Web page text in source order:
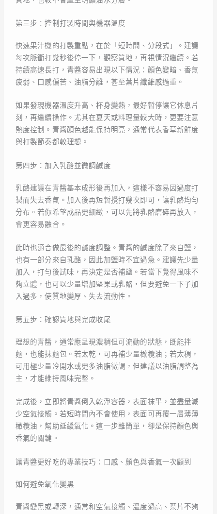
第三步：控制打製時間與機器溫度
快速果汁機的打製重點，在於「短時間、分段式」。建議
每次脈衝打幾秒後停一下，觀察質地，再視情況繼續。若
持續高速長打，青醬容易出現以下情況：顏色變暗、香氣
疲弱、口感偏苦、油脂分離，甚至葉片纖維感過重。
如果發現機器溫度升高、杯身變熱，最好暫停讓它休息片
刻，再繼續操作。尤其在夏天或料理量較大時，更要注意
熱度控制。青醬顏色越能保持明亮，通常代表香草新鮮度
與打製節奏都較理想。
第四步：加入乳酪並微調鹹度
乳酪建議在青醬基本成形後再加入，這樣不容易因過度打
製而失去香氣。加入後再短暫攪打幾次即可，讓乳酪均勻
分布。若你希望成品更細緻，可以先將乳酪磨碎再放入，
會更容易融合。
此時也適合做最後的鹹度調整。青醬的鹹度除了來自鹽，
也有一部分來自乳酪，因此加鹽時不宜過急。建議先少量
加入，打勻後試味，再決定是否補鹽。若當下覺得風味不
夠立體，也可以少量增加堅果或乳酪，但要避免一下子加
入過多，使質地變厚、失去流動性。
第五步：確認質地與完成收尾
理想的青醬，通常應呈現濃稠但可流動的狀態，既能拌
麵，也能抹麵包。若太乾，可再補少量橄欖油；若太稠，
可用極少量冷開水或更多油脂微調，但建議以油脂調整為
主，才能維持風味完整。
完成後，立即將青醬倒入乾淨容器，表面抹平，並盡量減
少空氣接觸。若短時間內不會使用，表面可再覆一層薄薄
橄欖油，幫助延緩氧化。這一步雖簡單，卻是保持顏色與
香氣的關鍵。
讓青醬更好吃的專業技巧：口感、顏色與香氣一次顧到
如何避免氧化變黑
青醬變黑或轉深，通常和空氣接觸、溫度過高、葉片不夠